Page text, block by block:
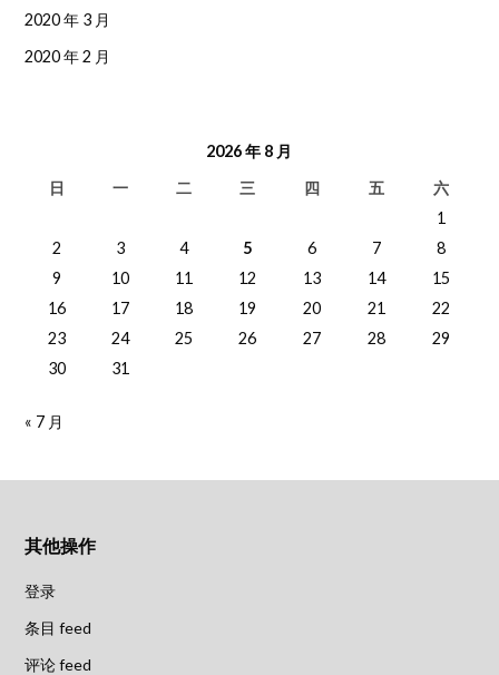
2020 年 3 月
2020 年 2 月
2026 年 8 月
日 一 二 三 四 五 六
1
2
3 4 5 6 7
8
9
10 11 12 13 14
15
16
17 18 19 20 21
22
23
24 25 26 27 28
29
30
31
« 7 月
其他操作
登录
条目 feed
评论 feed